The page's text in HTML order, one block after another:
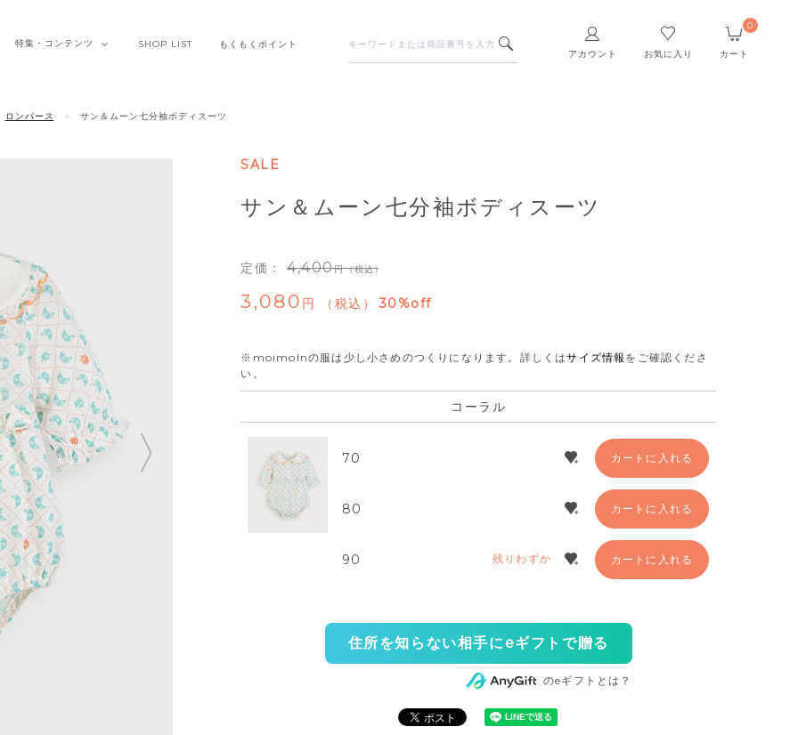
アカウント お気に入り カート
0
特集・ コンテンツ SHOP LIST もくもくポイント
ロンパース サン＆ムーン七分袖ボディスーツ
SALE
サン＆ムーン七分袖ボディスーツ
定価： 4,400 （税込）
3,080 税込 30%off
※moimolnの服は少し小さめのつくりになります。 詳しくはサイズ情報 をご確認くださ
い。
コーラル
70 カートに入れる
80 カートに入れる
90 残りわずか カートに入れる
住所を知らない相手にeギフトで贈る
のeギフトとは？